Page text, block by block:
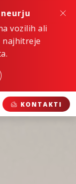
vozilih ali
najhitreje
KONTAKTI